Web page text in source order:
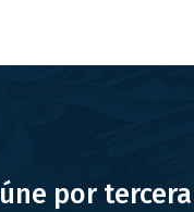
por tercera